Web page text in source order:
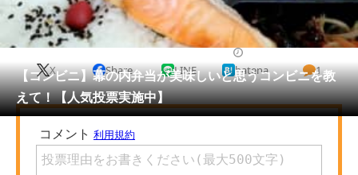
住まい 教育・育児
リサーチ
会員記事
メディア
注目記事を集めた総合ページ
【コンビニ】幕の内弁当が美味しいと思うコンビニを教
えて！【人気投票実施中】
X Share LINE hatena 1